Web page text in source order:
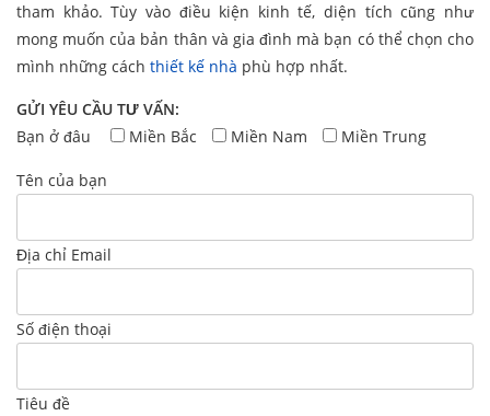
tham khảo. Tùy vào điều kiện kinh tế, diện tích cũng như
mong muốn của bản thân và gia đình mà bạn có thể chọn cho
mình những cách thiết kế nhà phù hợp nhất.
GỬI YÊU CẦU TƯ VẤN:
Bạn ở đâu
Miền Bắc Miền Nam Miền Trung
Tên của bạn
Địa chỉ Email
Số điện thoại
Tiêu đề